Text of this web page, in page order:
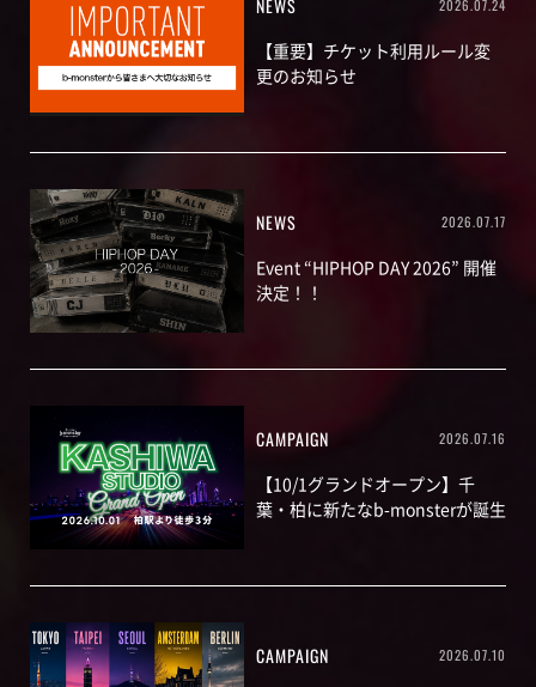
NEWS 2026.07.24
【重要】チケット利用ルール変
更のお知らせ
NEWS 2026.07.17
Event “HIPHOP DAY 2026” 開催
決定！！
CAMPAIGN 2026.07.16
【10/1グランドオープン】千
葉・柏に新たなb-monsterが誕生
CAMPAIGN 2026.07.10